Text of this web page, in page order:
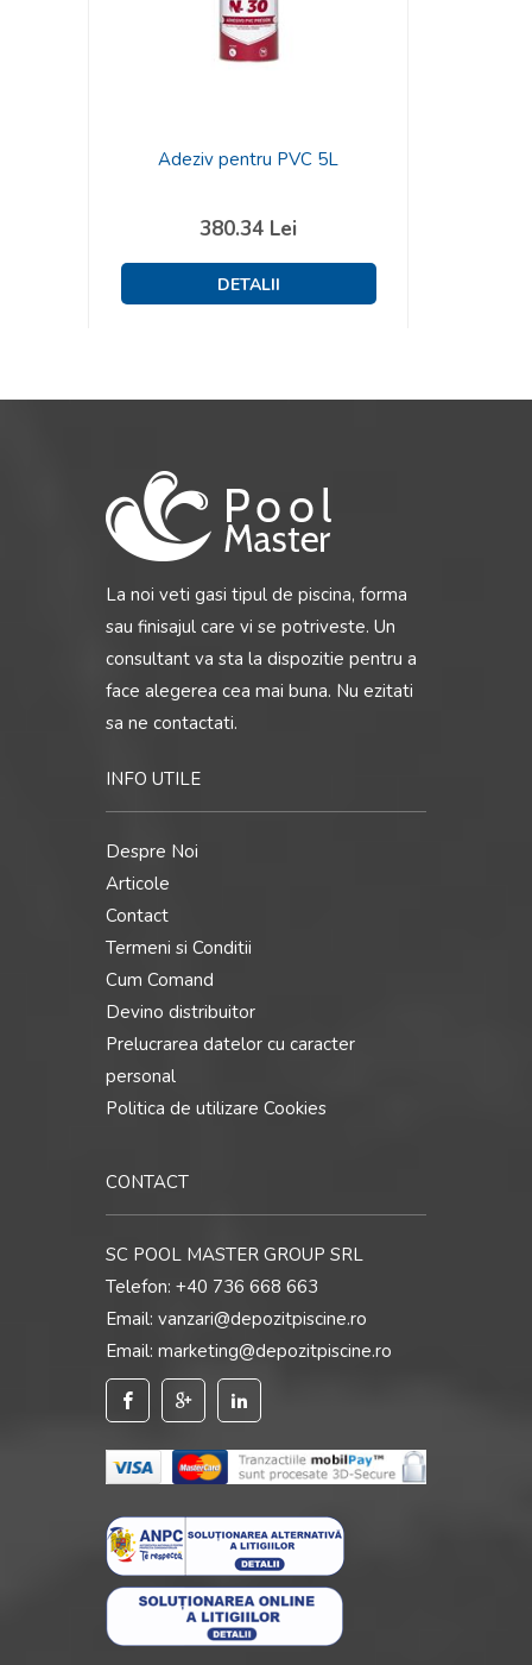
Adeziv pentru PVC 5L
380.34 Lei
La noi veti gasi tipul de piscina, forma
sau finisajul care vi se potriveste. Un
consultant va sta la dispozitie pentru a
face alegerea cea mai buna. Nu ezitati
sa ne contactati.
INFO UTILE
Despre Noi
Articole
Contact
Termeni si Conditii
Cum Comand
Devino distribuitor
Prelucrarea datelor cu caracter
personal
Politica de utilizare Cookies
CONTACT
SC POOL MASTER GROUP SRL
Telefon: +40 736 668 663
Email: vanzari@depozitpiscine.ro
Email: marketing@depozitpiscine.ro